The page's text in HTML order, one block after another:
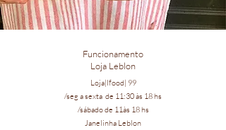
Funcionamento
Loja Leblon
Loja|Ifood| 99
/seg a sexta de 11:30 às 18 hs
/sábado de 11às 18 hs
Janelinha Leblon